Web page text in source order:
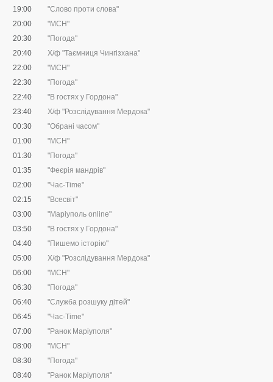
19:00
"Слово проти слова"
20:00
"МСН"
20:30
"Погода"
20:40
Х/ф "Таємниця Чингізхана"
22:00
"МСН"
22:30
"Погода"
22:40
"В гостях у Гордона"
23:40
Х/ф "Розслідування Мердока"
00:30
"Обрані часом"
01:00
"МСН"
01:30
"Погода"
01:35
"Феєрія мандрів"
02:00
"Час-Time"
02:15
"Всесвіт"
03:00
"Маріуполь online"
03:50
"В гостях у Гордона"
04:40
"Пишемо історію"
05:00
Х/ф "Розслідування Мердока"
06:00
"МСН"
06:30
"Погода"
06:40
"Служба розшуку дітей"
06:45
"Час-Time"
07:00
"Ранок Маріуполя"
08:00
"МСН"
08:30
"Погода"
08:40
"Ранок Маріуполя"